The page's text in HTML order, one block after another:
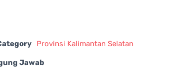
Provinsi Kalimantan Selatan
Jawab